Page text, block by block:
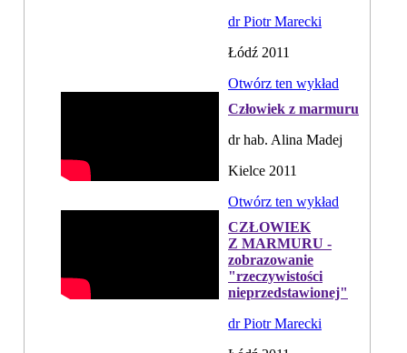
dr Piotr Marecki
Łódź 2011
Otwórz ten wykład
Człowiek z marmuru
dr hab. Alina Madej
Kielce 2011
Otwórz ten wykład
CZŁOWIEK
Z MARMURU -
zobrazowanie
"rzeczywistości
nieprzedstawionej"
dr Piotr Marecki